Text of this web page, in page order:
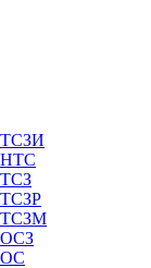
ТСЗИ
НТС
ТСЗ
ТСЗР
ТСЗМ
ОСЗ
ОС